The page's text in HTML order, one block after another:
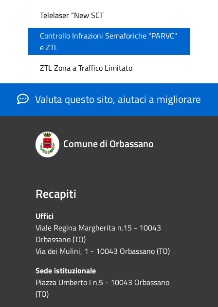
Telelaser “New SCT
Controllo Infrazioni Semaforiche "PARVC"
e ZTL
ZTL Zona a Traffico Limitato
Valuta questo sito, aiutaci a migliorare
Comune di Orbassano
Recapiti
Uffici
Viale Regina Margherita n.15 - 10043
Orbassano (TO)
Via dei Mulini, 1 - 10043 Orbassano (TO)
Sede istituzionale
Piazza Umberto I n.5 - 10043 Orbassano
(TO)